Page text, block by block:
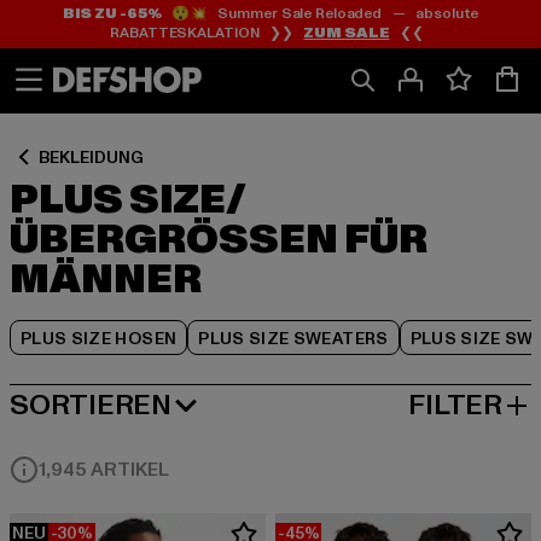
Zum
Inhalt
springen
Zum
Fußzeile
springen
BIS ZU -65%😲💥 Summer Sale Reloaded — absolute
RABATTESKALATION ❯❯ ZUM SALE ❮❮
BEKLEIDUNG
PLUS SIZE/
ÜBERGRÖSSEN FÜR M
ÄNNER
PLUS SIZE HOSEN PLUS SIZE SWEATERS PLUS SIZE
Zum
Produktraster
springen
SORTIEREN
BELIEBTESTE FILTER
1,945 ARTIKEL
NEU -30% -45%